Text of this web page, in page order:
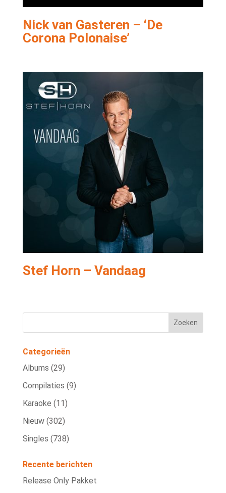
Nick van Gasteren – ‘De
Corona Polonaise’
Stef Horn – Vandaag
Categorieën
Albums (29)
Compilaties (9)
Karaoke (11)
Nieuw (302)
Singles (738)
Recente berichten
Release Only Pakket